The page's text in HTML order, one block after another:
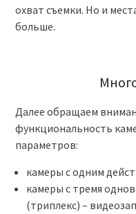
охват съемки. Но и
больше.
Далее обращаем
функциональность
параметров:
камеры с одним
камеры с тремя
(триплекс) –